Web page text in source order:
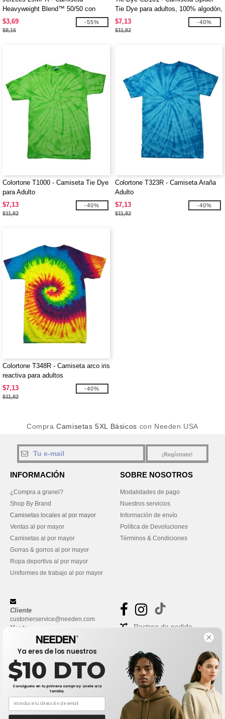
Heavyweight Blend™ 50/50 con
bolsillo
$3,69
$8,16
-55%
Tie Dye para adultos, 100% algodón,
5,4 oz.
$7,13
$11,82
-40%
Colortone T1000 - Camiseta Tie Dye
para Adulto
$7,13
$11,82
-40%
Colortone T323R - Camiseta Araña
Adulto
$7,13
$11,82
-40%
Colortone T348R - Camiseta arco iris
reactiva para adultos
$7,13
$11,82
-40%
CompraCamisetas 5XL Básicos con Needen USA
¡Regístrate!
INFORMACIÓN
¿Compra a granel?
Shop By Brand
Camisetas locales al por mayor
Ventas al por mayor
Camisetas al por mayor
Gorras & gorros al por mayor
Ropa deportiva al por mayor
Uniformes de trabajo al por mayor
SOBRE NOSOTROS
Modalidades de pago
Nuestros servicios
Información de envío
Política de Devoluciones
Términos & Condiciones
Cliente
customerservice@needen.com
Venta
sales@needen.com
Rastreo de pedido
Ya eres de los nuestros
$10 DTO
Consíguelo en tu primera compra y únete a la
familia.